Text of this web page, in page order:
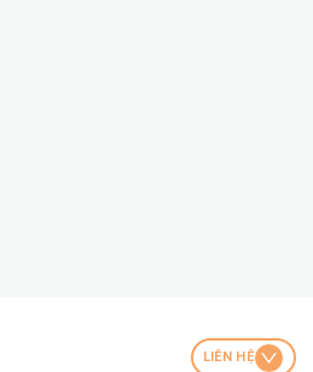
LIÊN HỆ